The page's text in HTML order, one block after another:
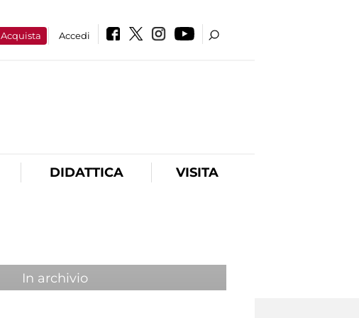
Acquista Accedi
DIDATTICA VISITA
In archivio